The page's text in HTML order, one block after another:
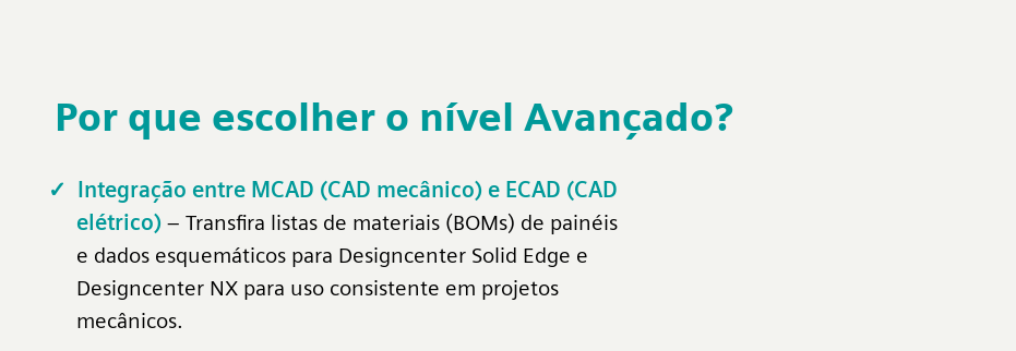
Por que escolher o nível Avançado?
Integração entre MCAD (CAD mecânico) e ECAD (CAD
elétrico) – Transfira listas de materiais (BOMs) de painéis
e dados esquemáticos para Designcenter Solid Edge e
Designcenter NX para uso consistente em projetos
mecânicos.